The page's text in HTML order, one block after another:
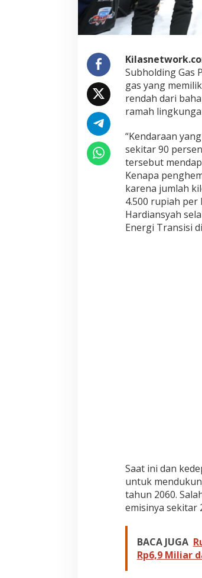
o
l
r
a
s
u
n
u
k
M
a
k
s
m
a
g
a
i
A
l
r
n
a
Subholding Gas
gas yang
rendah dari
ramah
“Kendaraan
sekitar 90
tersebut
Kenapa
karena jumlah
4.500 rupiah per
Hardiansyah
Energi Transisi
Saat ini dan
untuk
tahun 2060.
emisinya sekitar
BACA JUGA
Rp6,9 Miliar